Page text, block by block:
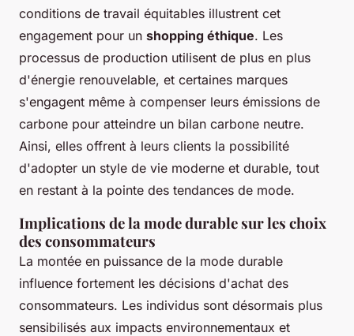
conditions de travail équitables illustrent cet
engagement pour un shopping éthique. Les
processus de production utilisent de plus en plus
d'énergie renouvelable, et certaines marques
s'engagent même à compenser leurs émissions de
carbone pour atteindre un bilan carbone neutre.
Ainsi, elles offrent à leurs clients la possibilité
d'adopter un style de vie moderne et durable, tout
en restant à la pointe des tendances de mode.
Implications de la mode durable sur les choix
des consommateurs
La montée en puissance de la mode durable
influence fortement les décisions d'achat des
consommateurs. Les individus sont désormais plus
sensibilisés aux impacts environnementaux et